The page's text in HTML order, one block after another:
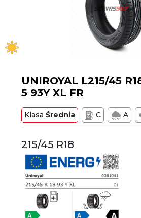
UNIROYAL L215/45
5 93Y XL FR
KlasaŚrednia C A
215/45 R18